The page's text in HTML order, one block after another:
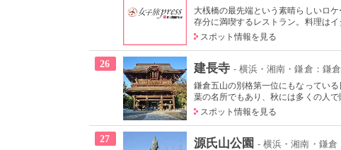
大桟橋の最先端という素晴らしいロ
存分に満喫するレストラン。料理は
スポット情報を見る
26 建長寺 - 横浜・湘南・鎌倉：鎌倉
鎌倉五山の別格第一位にもなってい
葉の名所でもあり、秋には多くの人
スポット情報を見る
27 源氏山公園 - 横浜・湘南・鎌倉